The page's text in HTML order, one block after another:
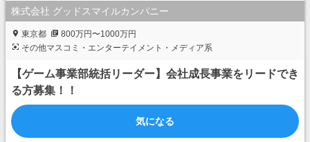
株式会社 グッドスマイルカンパニー
東京都
800万円〜1000万円
その他マスコミ・エンターテイメント・メディア系
【ゲーム事業部統括リーダー】会社成長事業をリードでき
る方募集！！
気になる